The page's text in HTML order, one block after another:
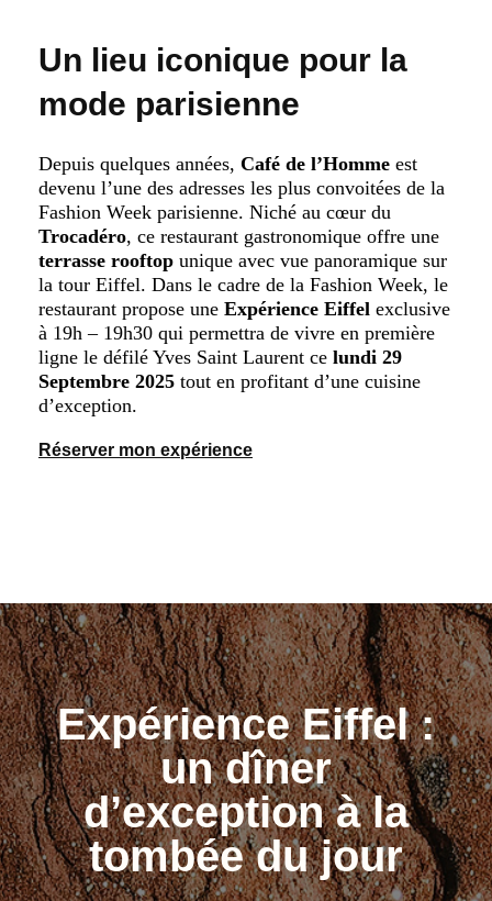
Un lieu iconique pour la
mode parisienne
Depuis quelques années, Café de l’Homme est
devenu l’une des adresses les plus convoitées de la
Fashion Week parisienne. Niché au cœur du
Trocadéro, ce restaurant gastronomique offre une
terrasse rooftop unique avec vue panoramique sur
la tour Eiffel. Dans le cadre de la Fashion Week, le
restaurant propose une Expérience Eiffel exclusive
à 19h – 19h30 qui permettra de vivre en première
ligne le défilé Yves Saint Laurent ce lundi 29
Septembre 2025 tout en profitant d’une cuisine
d’exception.
Réserver mon expérience
Expérience Eiffel :
un dîner
d’exception à la
tombée du jour